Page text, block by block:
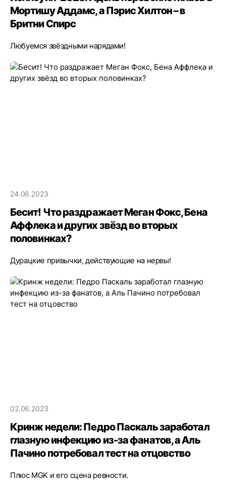
Мортишу Аддамс, а Пэрис Хилтон – в
Бритни Спирс
Любуемся звёздными нарядами!
24.06.2023
Бесит! Что раздражает Меган Фокс, Бена
Аффлека и других звёзд во вторых
половинках?
Дурацкие привычки, действующие на нервы!
02.06.2023
Кринж недели: Педро Паскаль заработал
глазную инфекцию из-за фанатов, а Аль
Пачино потребовал тест на отцовство
Плюс MGK и его сцена ревности.